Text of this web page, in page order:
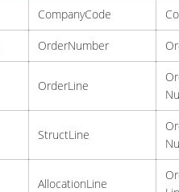
CompanyCode
OrderNumber
OrderLine
StructLine
AllocationLine